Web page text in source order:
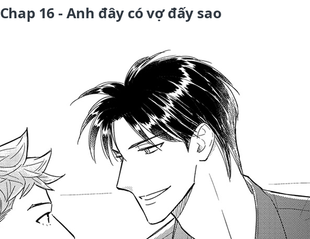
Chap 16 - Anh đây có vợ đấy sao